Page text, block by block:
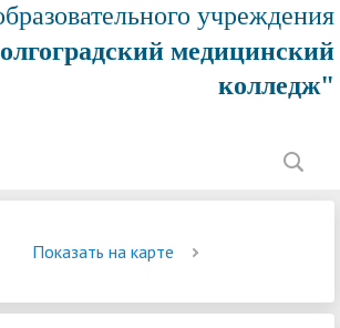
учреждения
медицинский
колледж"
Показать на карте